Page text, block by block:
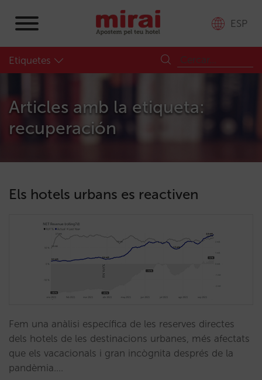
ESP
Etiquetes
Articles amb la etiqueta:
recuperación
Els hotels urbans es reactiven
Fem una anàlisi específica de les reserves directes
dels hotels de les destinacions urbanes, més afectats
que els vacacionals i gran incògnita després de la
pandèmia.…